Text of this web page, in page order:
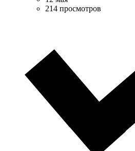
214 просмотров